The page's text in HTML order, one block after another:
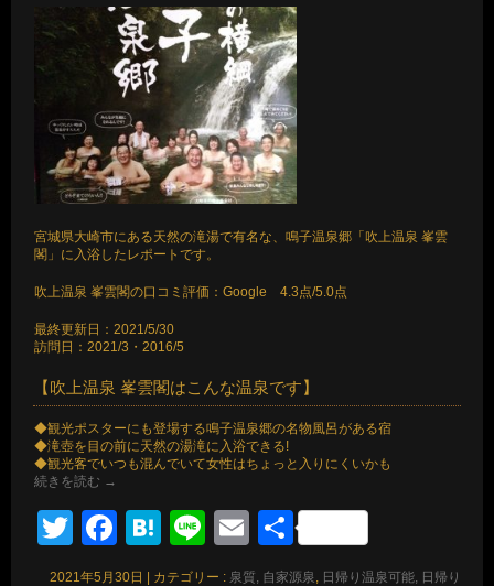
宮城県大崎市にある天然の滝湯で有名な、鳴子温泉郷「吹上温泉 峯雲
閣」に入浴したレポートです。
吹上温泉 峯雲閣の口コミ評価：Google 4.3点/5.0点
最終更新日：2021/5/30
訪問日：2021/3・2016/5
【吹上温泉 峯雲閣はこんな温泉です】
◆観光ポスターにも登場する鳴子温泉郷の名物風呂がある宿
◆滝壺を目の前に天然の湯滝に入浴できる!
◆観光客でいつも混んでいて女性はちょっと入りにくいかも
続きを読む →
TwitterFacebook
Hatena
LineEmail
共
有
2021年5月30日 | カテゴリー : 泉質, 自家源泉
日帰り温泉可能, 日帰り